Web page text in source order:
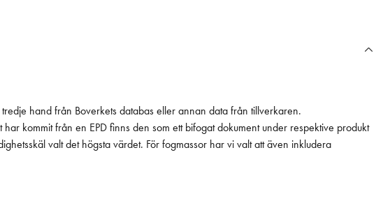
hand från Boverkets databas eller annan data från tillverkaren.
kommit från en EPD finns den som ett bifogat dokument under respektive produkt
valt det högsta värdet. För fogmassor har vi valt att även inkludera